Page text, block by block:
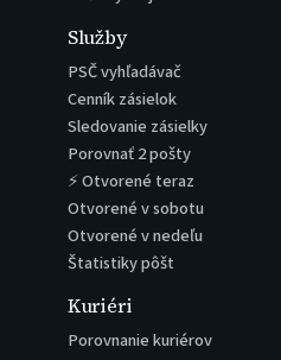
Služby
PSČ vyhľadávač
Cenník zásielok
Sledovanie zásielky
Porovnať 2 pošty
⚡ Otvorené teraz
Otvorené v sobotu
Otvorené v nedeľu
Štatistiky pôšt
Kuriéri
Porovnanie kuriérov